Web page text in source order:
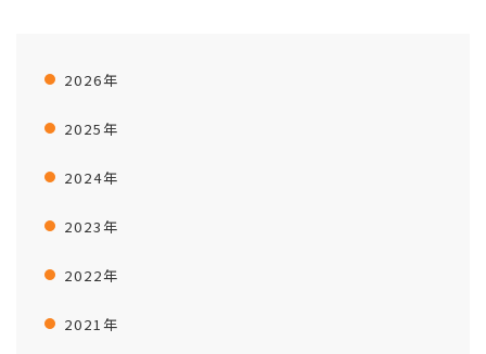
2026年
2025年
2024年
2023年
2022年
2021年